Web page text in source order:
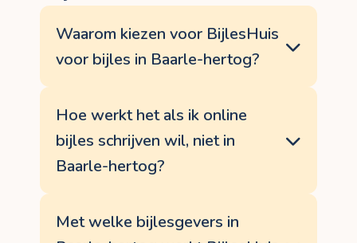
Waarom kiezen voor BijlesHuis
voor bijles in Baarle-hertog?
aanpak. We zoeken een bijlesdocent
specifieke leerdoelen. Vanaf jouw
aanvraag volgen wij alles nauwgezet op,
telefonisch of via mail. Wil je graag bijles
volgen in Baarle-hertog, laat dan <a
Hoe werkt het als ik online
bijles schrijven wil, niet in
Baarle-hertog?
bij BijlesHuis. We hebben een online
platform ontwikkeld, speciaal voor bijles,
Met welke bijlesgevers in